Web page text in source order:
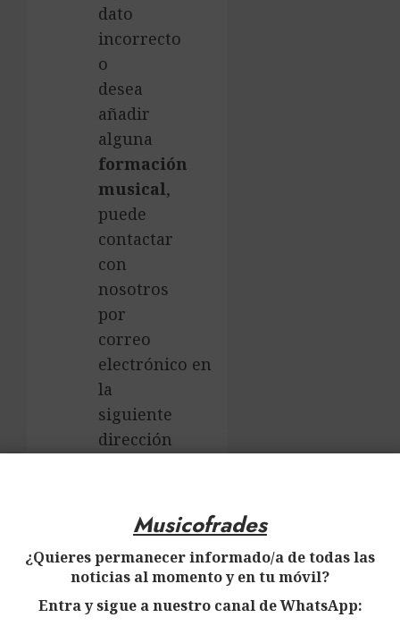
dato
incorrecto
o
desea
añadir
alguna
formación
musical,
puede
contactar
con
nosotros
por
correo
electrónico en
la
siguiente
dirección
través
de los
perfiles
en las
redes
Musicofrades
¿Quieres permanecer informado/a de todas las
noticias al momento y en tu móvil?
Entra y sigue a nuestro canal de WhatsApp: